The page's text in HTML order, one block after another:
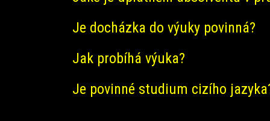
Je docházka do výuky povinná?
Jak probíhá výuka?
Je povinné studium cizího